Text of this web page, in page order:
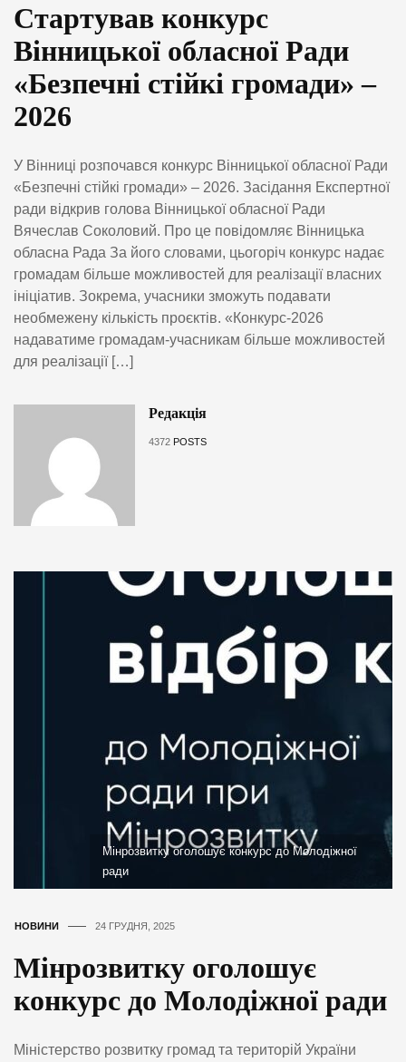
Стартував конкурс
Вінницької обласної Ради
«Безпечні стійкі громади» –
2026
У Вінниці розпочався конкурс Вінницької обласної Ради
«Безпечні стійкі громади» – 2026. Засідання Експертної
ради відкрив голова Вінницької обласної Ради
Вячеслав Соколовий. Про це повідомляє Вінницька
обласна Рада За його словами, цьогоріч конкурс надає
громадам більше можливостей для реалізації власних
ініціатив. Зокрема, учасники зможуть подавати
необмежену кількість проєктів. «Конкурс-2026
надаватиме громадам-учасникам більше можливостей
для реалізації […]
Редакція
4372 POSTS
Мінрозвитку оголошує конкурс до Молодіжної
ради
НОВИНИ 24 ГРУДНЯ, 2025
Мінрозвитку оголошує
конкурс до Молодіжної ради
Міністерство розвитку громад та територій України